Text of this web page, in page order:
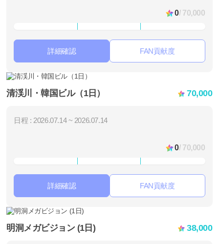
0/ 70,000
詳細確認 FAN貢献度
清渓川・韓国ビル（1日） 70,000
日程 : 2026.07.14 ~ 2026.07.14
0/ 70,000
詳細確認 FAN貢献度
明洞メガビジョン (1日) 38,000